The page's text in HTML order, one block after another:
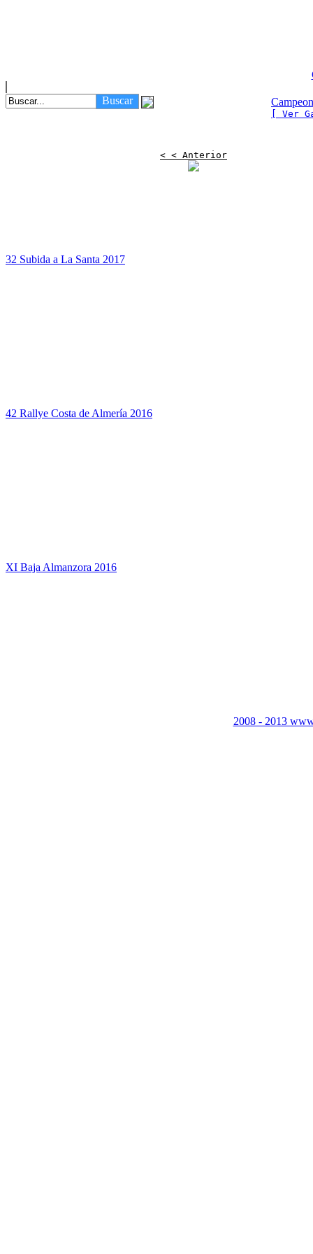
Buscar
[ Ver
< < Anterior
32 Subida a La Santa 2017
42 Rallye Costa de Almería 2016
XI Baja Almanzora 2016
2008 - 2013